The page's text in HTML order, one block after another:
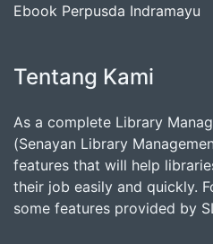
Ebook Perpusda Indramayu
Tentang Kami
As a complete Library
(Senayan Library
features that will help
their job easily and quickly.
some features provided by